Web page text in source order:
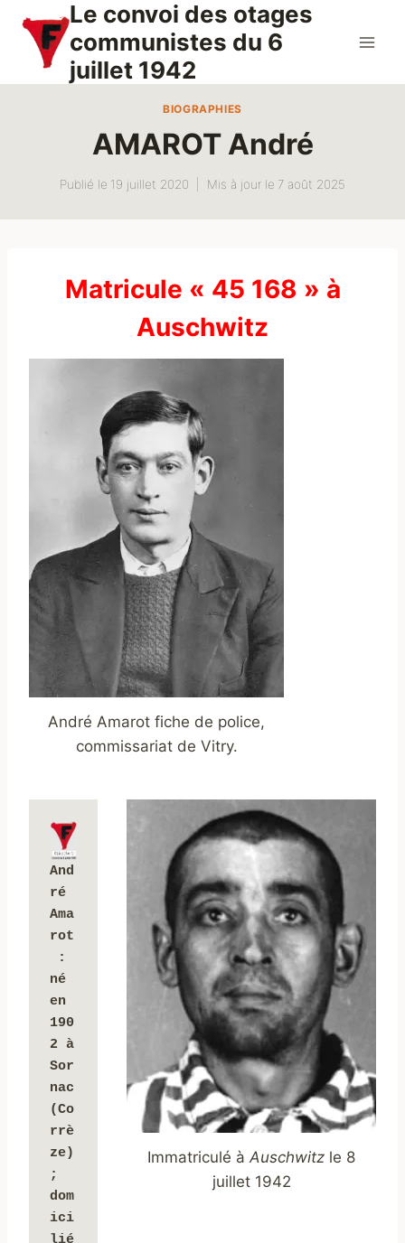
contenu
Le convoi des otages
communistes du 6
juillet 1942
BIOGRAPHIES
AMAROT André
Publié le 19 juillet 2020 Mis à jour le 7 août 2025
Matricule « 45 168 » à
Auschwitz
André Amarot fiche de police,
commissariat de Vitry.
Immatriculé à Auschwitz le 8
juillet 1942
And
ré
Ama
rot
:
né
en
190
2 à
Sor
nac
(Co
rrè
ze)
;
dom
ici
lié